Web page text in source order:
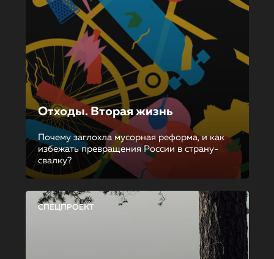
Отходы. Вторая жизнь
Почему заглохла мусорная реформа, и как
избежать превращения России в страну-
свалку?
СПЕЦПРОЕКТ